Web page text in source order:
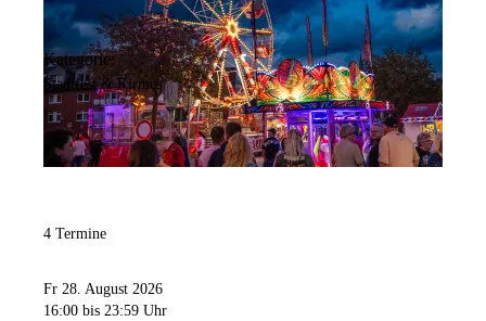
Kategorie:
Stadtfest & Kirmes
4 Termine
Fr 28. August 2026
16:00 bis 23:59 Uhr